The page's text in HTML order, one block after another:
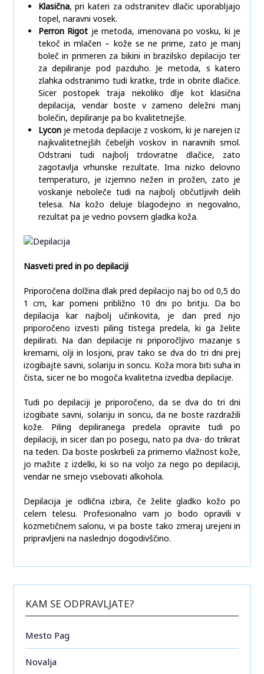
Klasična, pri kateri za odstranitev dlačic uporabljajo
topel, naravni vosek.
Perron Rigot je metoda, imenovana po vosku, ki je
tekoč in mlačen – kože se ne prime, zato je manj
boleč in primeren za bikini in brazilsko depilacijo ter
za depiliranje pod pazduho. Je metoda, s katero
zlahka odstranimo tudi kratke, trde in obrite dlačice.
Sicer postopek traja nekoliko dlje kot klasična
depilacija, vendar boste v zameno deležni manj
bolečin, depiliranje pa bo kvalitetnejše.
Lycon je metoda depilacije z voskom, ki je narejen iz
najkvalitetnejših čebeljih voskov in naravnih smol.
Odstrani tudi najbolj trdovratne dlačice, zato
zagotavlja vrhunske rezultate. Ima nizko delovno
temperaturo, je izjemno nežen in prožen, zato je
voskanje neboleče tudi na najbolj občutljivih delih
telesa. Na kožo deluje blagodejno in negovalno,
rezultat pa je vedno povsem gladka koža.
Nasveti pred in po depilaciji
Priporočena dolžina dlak pred depilacijo naj bo od 0,5 do
1 cm, kar pomeni približno 10 dni po britju. Da bo
depilacija kar najbolj učinkovita, je dan pred njo
priporočeno izvesti piling tistega predela, ki ga želite
depilirati. Na dan depilacije ni priporočljivo mazanje s
kremami, olji in losjoni, prav tako se dva do tri dni prej
izogibajte savni, solariju in soncu. Koža mora biti suha in
čista, sicer ne bo mogoča kvalitetna izvedba depilacije.
Tudi po depilaciji je priporočeno, da se dva do tri dni
izogibate savni, solariju in soncu, da ne boste razdražili
kože. Piling depiliranega predela opravite tudi po
depilaciji, in sicer dan po posegu, nato pa dva- do trikrat
na teden. Da boste poskrbeli za primerno vlažnost kože,
jo mažite z izdelki, ki so na voljo za nego po depilaciji,
vendar ne smejo vsebovati alkohola.
Depilacija je odlična izbira, če želite gladko kožo po
celem telesu. Profesionalno vam jo bodo opravili v
kozmetičnem salonu, vi pa boste tako zmeraj urejeni in
pripravljeni na naslednjo dogodivščino.
KAM SE ODPRAVLJATE?
Mesto Pag
Novalja